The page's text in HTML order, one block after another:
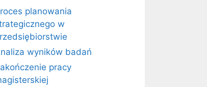
planowania
w
wyników badań
pracy